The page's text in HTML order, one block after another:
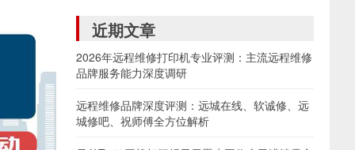
近期文章
2026年远程维修打印机专业评测：主流远程维修
品牌服务能力深度调研
远程维修品牌深度评测：远城在线、软诚修、远
城修吧、祝师傅全方位解析